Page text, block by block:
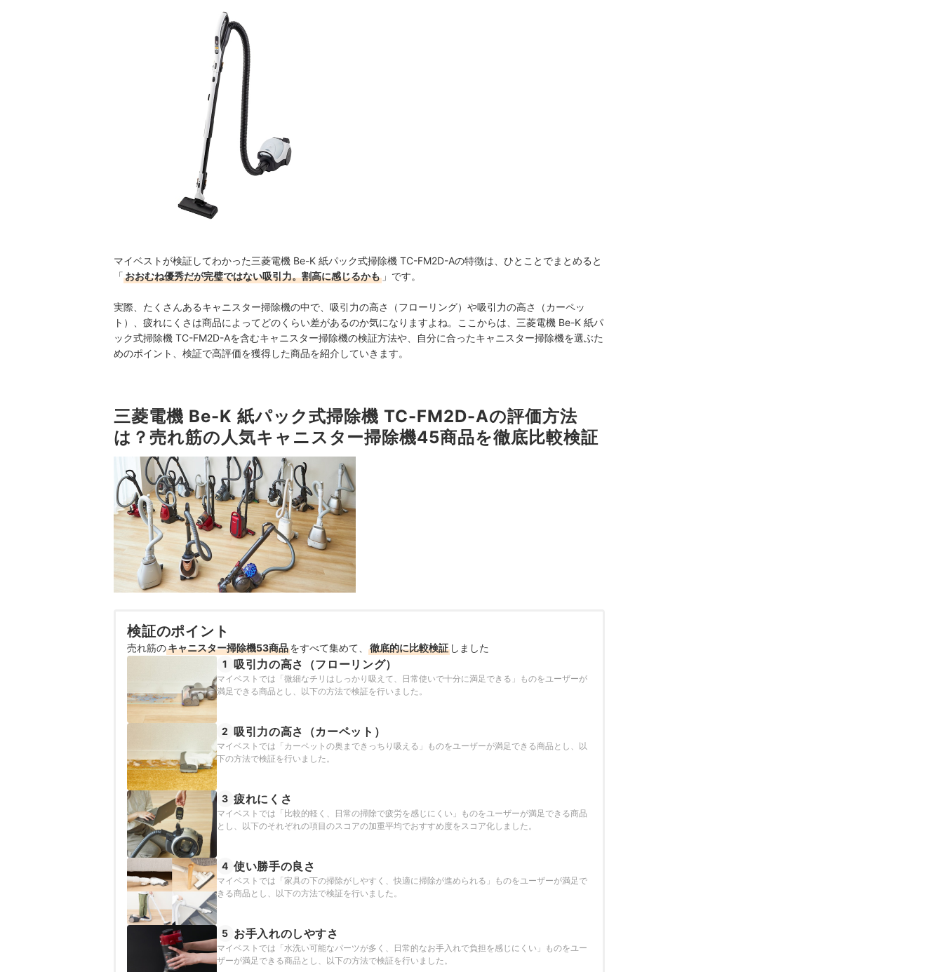
マイベストが検証してわかった三菱電機 Be-K 紙パック式掃除機 TC-FM2D-Aの特徴は、ひとことでまとめると
「おおむね優秀だが完璧ではない吸引力。割高に感じるかも 」です。
実際、たくさんあるキャニスター掃除機の中で、吸引力の高さ（フローリング）や吸引力の高さ（カーペッ
ト）、疲れにくさは商品によってどのくらい差があるのか気になりますよね。ここからは、三菱電機 Be-K 紙パ
ック式掃除機 TC-FM2D-Aを含むキャニスター掃除機の検証方法や、自分に合ったキャニスター掃除機を選ぶた
めのポイント、検証で高評価を獲得した商品を紹介していきます。
三菱電機 Be-K 紙パック式掃除機 TC-FM2D-Aの評価方法
は？売れ筋の人気キャニスター掃除機45商品を徹底比較検証
検証のポイント
売れ筋のキャニスター掃除機53商品をすべて集めて、 徹底的に比較検証 しました
1 吸引力の高さ（フローリング）
マイベストでは「微細なチリはしっかり吸えて、日常使いで十分に満足できる」ものをユーザーが
満足できる商品とし、以下の方法で検証を行いました。
2 吸引力の高さ（カーペット）
マイベストでは「カーペットの奥まできっちり吸える」ものをユーザーが満足できる商品とし、以
下の方法で検証を行いました。
3 疲れにくさ
マイベストでは「比較的軽く、日常の掃除で疲労を感じにくい」ものをユーザーが満足できる商品
とし、以下のそれぞれの項目のスコアの加重平均でおすすめ度をスコア化しました。
4 使い勝手の良さ
マイベストでは「家具の下の掃除がしやすく、快適に掃除が進められる」ものをユーザーが満足で
きる商品とし、以下の方法で検証を行いました。
5 お手入れのしやすさ
マイベストでは「水洗い可能なパーツが多く、日常的なお手入れで負担を感じにくい」ものをユー
ザーが満足できる商品とし、以下の方法で検証を行いました。